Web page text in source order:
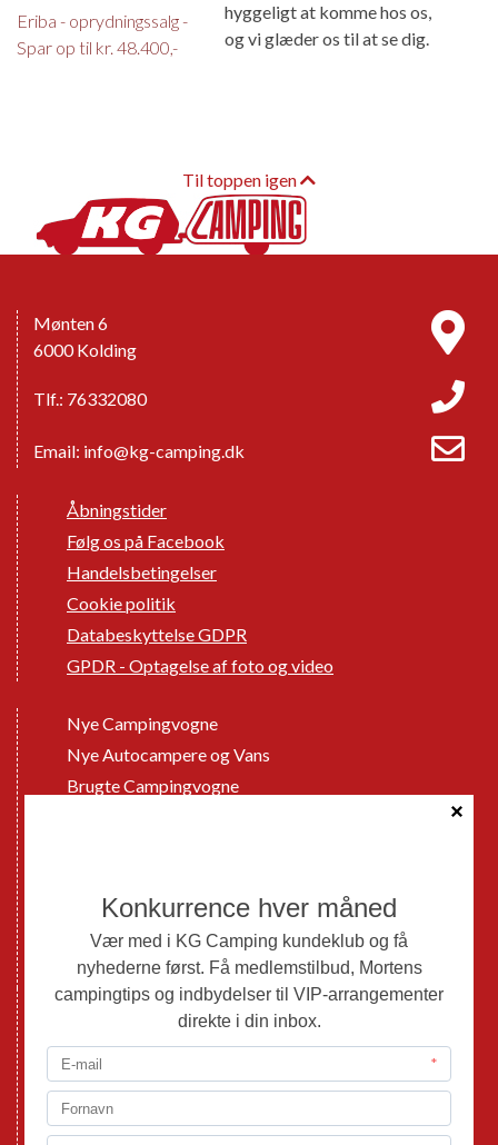
Eriba - oprydningssalg -
Spar op til kr. 48.400,-
hyggeligt at komme hos os,
og vi glæder os til at se dig.
Til toppen igen
Mønten 6
6000 Kolding
Tlf.: 76332080
Email: info@kg-camping.dk
Åbningstider
Følg os på Facebook
Handelsbetingelser
Cookie politik
Databeskyttelse GDPR
GPDR - Optagelse af foto og video
Nye Campingvogne
Nye Autocampere og Vans
Brugte Campingvogne
Mortens Campingtips
KG Camping Kundeklub
Nyheder
Adria
Adria Autocampere
Eriba
Fendt